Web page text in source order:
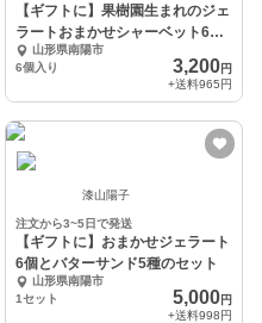
【ギフトに】果樹園生まれのジェ
ラートおまかせシャーベット6個
セット
山形県南陽市
6個入り
3,200円
+送料965円
漆山陽子
注文から3~5日で発送
【ギフトに】おまかせジェラート
6個とバターサンド5種のセット
山形県南陽市
1セット
5,000円
+送料998円